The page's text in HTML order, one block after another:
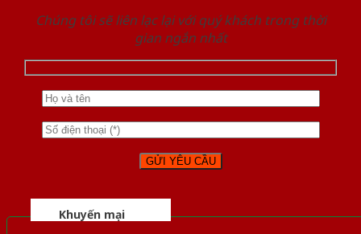
Chúng tôi sẽ liên lạc lại với quý khách trong thời
gian ngắn nhất
Khuyến mại